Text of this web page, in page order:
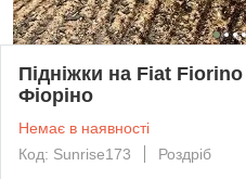
Підніжки на Fiat
Фіоріно
Немає в наявності
Код: Sunrise173
Роздріб